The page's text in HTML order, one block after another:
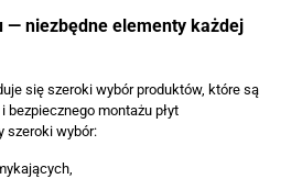
— niezbędne elementy każdej
się szeroki wybór produktów, które są
bezpiecznego montażu płyt
szeroki wybór: